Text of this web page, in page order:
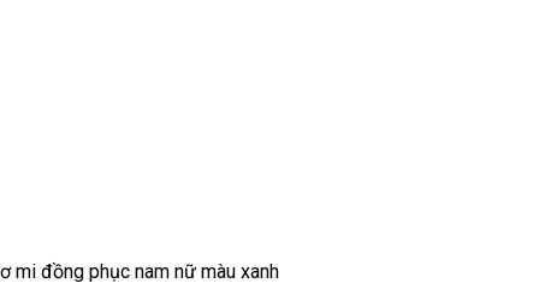
mi đồng phục nam nữ màu xanh